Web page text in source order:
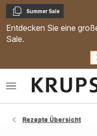
Kopieren
Summer Sale
Entdecken Sie eine
Sale.
Das
Rezepte Übersicht